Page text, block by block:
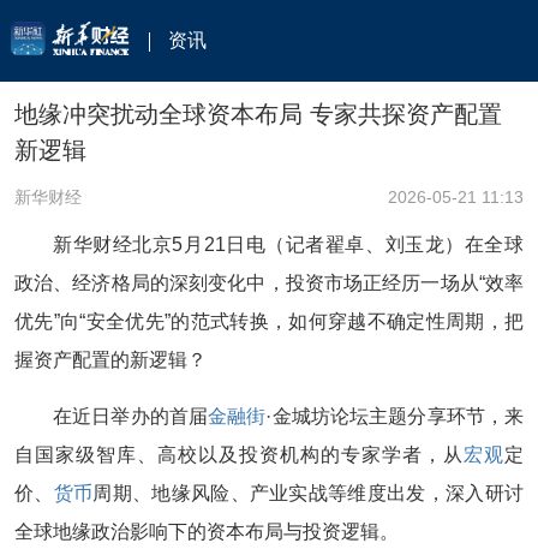
资讯
地缘冲突扰动全球资本布局 专家共探资产配置
新逻辑
新华财经 2026-05-21 11:13
新华财经北京5月21日电（记者翟卓、刘玉龙）在全球
政治、经济格局的深刻变化中，投资市场正经历一场从“效率
优先”向“安全优先”的范式转换，如何穿越不确定性周期，把
握资产配置的新逻辑？
在近日举办的首届金融街·金城坊论坛主题分享环节，来
自国家级智库、高校以及投资机构的专家学者，从 宏观定
价、 货币周期、地缘风险、产业实战等维度出发，深入研讨
全球地缘政治影响下的资本布局与投资逻辑。